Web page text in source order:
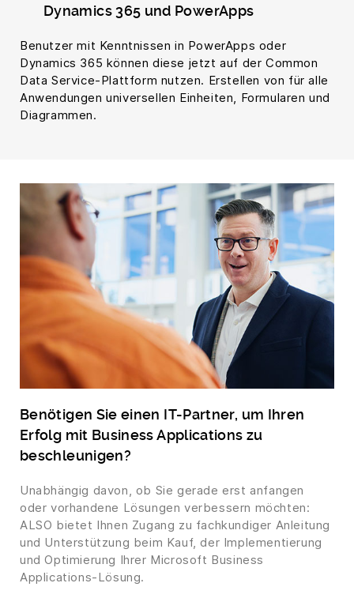
Dynamics 365 und PowerApps
Benutzer mit Kenntnissen in PowerApps oder
Dynamics 365 können diese jetzt auf der Common
Data Service-Plattform nutzen. Erstellen von für alle
Anwendungen universellen Einheiten, Formularen und
Diagrammen.
Benötigen Sie einen IT-Partner, um Ihren
Erfolg mit Business Applications zu
beschleunigen?
Unabhängig davon, ob Sie gerade erst anfangen
oder vorhandene Lösungen verbessern möchten:
ALSO bietet Ihnen Zugang zu fachkundiger Anleitung
und Unterstützung beim Kauf, der Implementierung
und Optimierung Ihrer Microsoft Business
Applications-Lösung.